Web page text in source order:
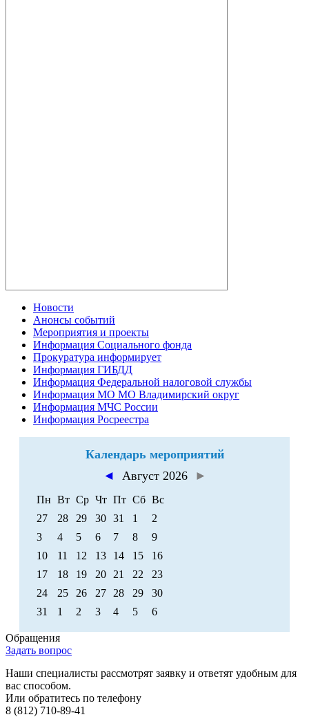
Новости
Анонсы событий
Мероприятия и проекты
Информация Социального фонда
Прокуратура информирует
Информация ГИБДД
Информация Федеральной налоговой службы
Информация МО МО Владимирский округ
Информация МЧС России
Информация Росреестра
Календарь мероприятий
◄
Август 2026 ►
Пн Вт Ср Чт Пт Сб Вс
27
28 29 30 31 1
2
3
4 5 6 7 8
9
10
11 12 13 14 15
16
17
18 19 20 21 22
23
24
25 26 27 28 29
30
31
1 2 3 4 5 6
Обращения
Задать вопрос
Наши специалисты рассмотрят заявку и ответят удобным для
вас способом.
Или обратитесь по телефону
8 (812) 710-89-41